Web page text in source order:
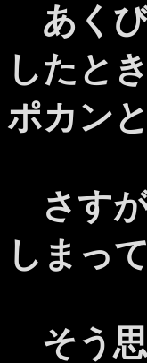
あくび
したと
ポカン
さすが
しまっ
そう思